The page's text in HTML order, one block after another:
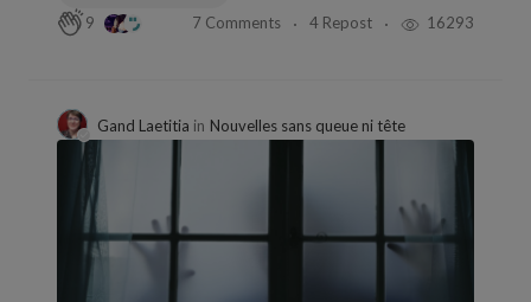
9
7 Comments 4 Repost 16293
Gand Laetitia in Nouvelles sans queue ni tête